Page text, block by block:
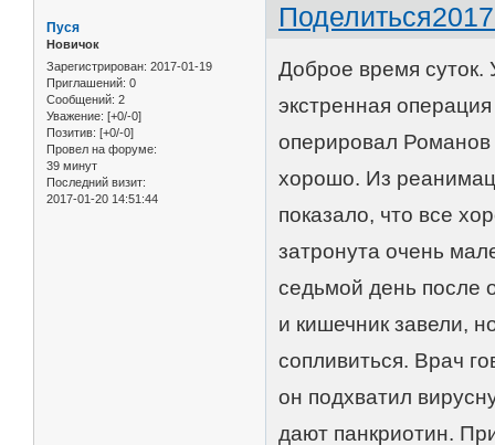
Поделиться
Пуся
Новичок
Зарегистрирован: 2017-01-19
Приглашений: 0
Сообщений: 2
Уважение: [+0/-0]
Позитив: [+0/-0]
Провел на форуме:
39 минут
Последний визит:
2017-01-20 14:51:44
Доброе время суток.
экстренная
оперировал
хорошо. Из
показало, что все
затронута очень
седьмой день после
и кишечник завели,
сопливиться. Врач
он подхватил
дают панкриотин.